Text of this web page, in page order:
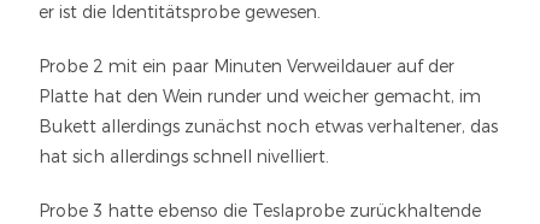
er ist die Identitätsprobe gewesen.
Probe 2 mit ein paar Minuten Verweildauer auf der
Platte hat den Wein runder und weicher gemacht, im
Bukett allerdings zunächst noch etwas verhaltener, das
hat sich allerdings schnell nivelliert.
Probe 3 hatte ebenso die Teslaprobe zurückhaltende